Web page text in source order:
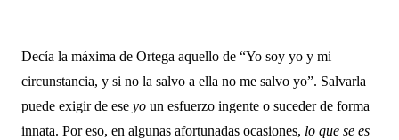
Decía la máxima de Ortega aquello de “Yo soy yo y mi
circunstancia, y si no la salvo a ella no me salvo yo”. Salvarla
puede exigir de ese yo un esfuerzo ingente o suceder de forma
innata. Por eso, en algunas afortunadas ocasiones, lo que se es